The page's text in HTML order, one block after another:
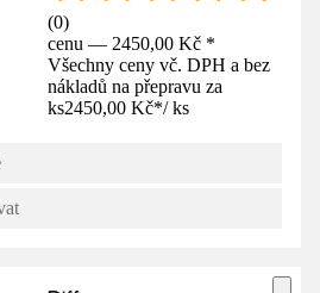
(0)
cenu — 2450,00 Kč *
Všechny ceny vč. DPH a bez
nákladů na přepravu za
ks2450,00 Kč*/ ks